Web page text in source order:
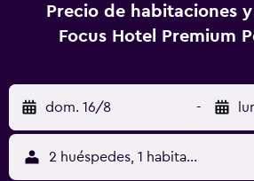
navegar por la web gracias a nuestro
gratis (por cable y wifi). Los servicios
de planchar con plancha. Los
esparcimiento en este hotel incluyen
hidromasaje, sauna y gimnasio
Precio de habitaciones
Focus Hotel Premium
dom. 16/8 -
2 huéspedes, 1 habitación